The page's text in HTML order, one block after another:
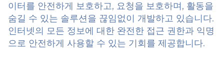
이터를 안전하게 보호하고, 요청을 보호하며, 활동을
숨길 수 있는 솔루션을 끊임없이 개발하고 있습니다.
인터넷의 모든 정보에 대한 완전한 접근 권한과 익명
으로 안전하게 사용할 수 있는 기회를 제공합니다.